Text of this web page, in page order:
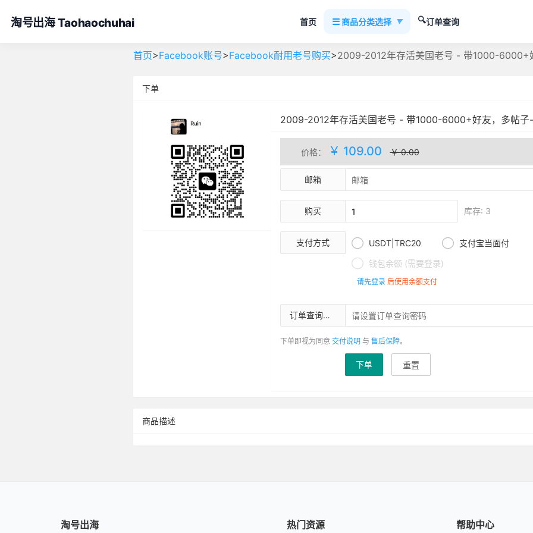
淘号出海 Taohaochuhai 首页 ☰商品分类选择 ▼ 🔍订单查询
首页>Facebook账号>Facebook耐用老号购买>2009-2012年存活美国老号 - 带1000-6000+
下单
2009-2012年存活美国老号 - 带1000-6000+好友，多帖
库存(3)
价格： ￥ 109.00 ￥ 0.00
邮箱
购买 库存: 3
支付方式  USDT|TRC20  支付宝当面付
 钱包余额 (需要登录)
请先登录后使用余额支付
订单查询密码
下单即视为同意 交付说明 与 售后保障。
下单 重置
商品描述
淘号出海 热门资源 帮助中心